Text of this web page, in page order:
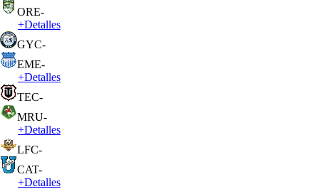
ORE-
+Detalles
GYC-
EME-
+Detalles
TEC-
MRU-
+Detalles
LFC-
CAT-
+Detalles